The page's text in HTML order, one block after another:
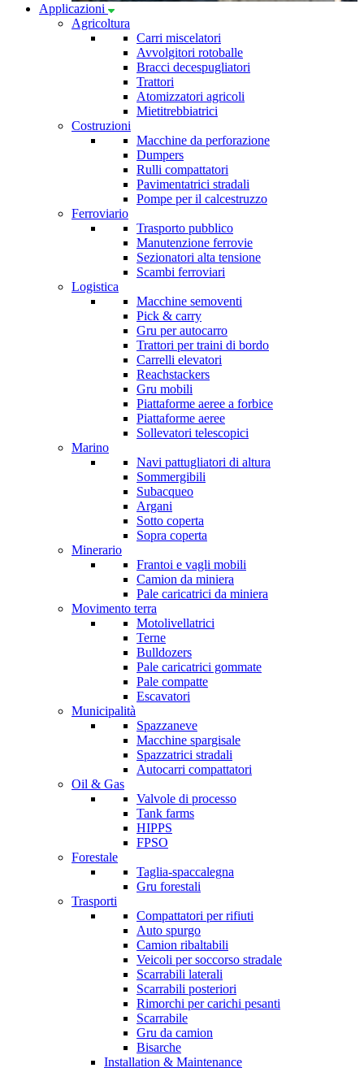
Applicazioni
Agricoltura
Carri miscelatori
Avvolgitori rotoballe
Bracci decespugliatori
Trattori
Atomizzatori agricoli
Mietitrebbiatrici
Costruzioni
Macchine da perforazione
Dumpers
Rulli compattatori
Pavimentatrici stradali
Pompe per il calcestruzzo
Ferroviario
Trasporto pubblico
Manutenzione ferrovie
Sezionatori alta tensione
Scambi ferroviari
Logistica
Macchine semoventi
Pick & carry
Gru per autocarro
Trattori per traini di bordo
Carrelli elevatori
Reachstackers
Gru mobili
Piattaforme aeree a forbice
Piattaforme aeree
Sollevatori telescopici
Marino
Navi pattugliatori di altura
Sommergibili
Subacqueo
Argani
Sotto coperta
Sopra coperta
Minerario
Frantoi e vagli mobili
Camion da miniera
Pale caricatrici da miniera
Movimento terra
Motolivellatrici
Terne
Bulldozers
Pale caricatrici gommate
Pale compatte
Escavatori
Municipalità
Spazzaneve
Macchine spargisale
Spazzatrici stradali
Autocarri compattatori
Oil & Gas
Valvole di processo
Tank farms
HIPPS
FPSO
Forestale
Taglia-spaccalegna
Gru forestali
Trasporti
Compattatori per rifiuti
Auto spurgo
Camion ribaltabili
Veicoli per soccorso stradale
Scarrabili laterali
Scarrabili posteriori
Rimorchi per carichi pesanti
Scarrabile
Gru da camion
Bisarche
Installation & Maintenance